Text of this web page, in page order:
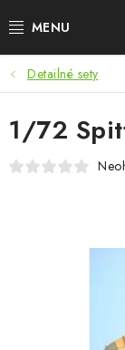
na
BLOG
SUMMER DAYS
WARHAMMER
Detailné sety
1/72